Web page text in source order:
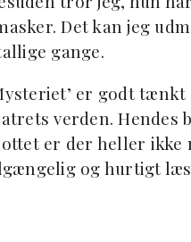
Det kan jeg
gange.
er godt
verden. Hendes
er der heller ikke
og hurtigt